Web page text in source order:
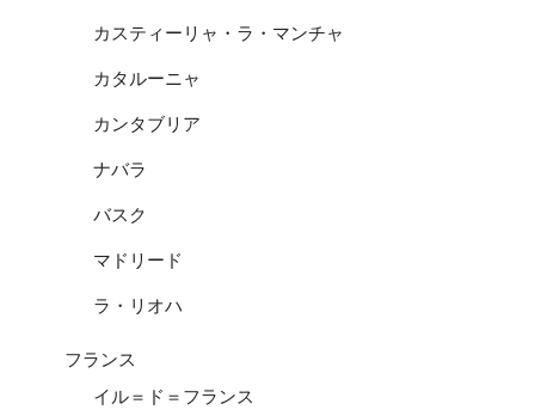
カスティーリャ・ラ・マンチャ
カタルーニャ
カンタブリア
ナバラ
バスク
マドリード
ラ・リオハ
フランス
イル＝ド＝フランス